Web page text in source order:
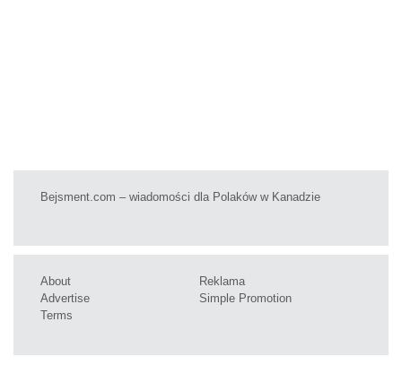
Bejsment.com – wiadomości dla Polaków w Kanadzie
About
Advertise
Terms
Reklama
Simple Promotion